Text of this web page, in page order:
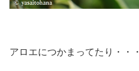
アロエにつかまってたり・・・